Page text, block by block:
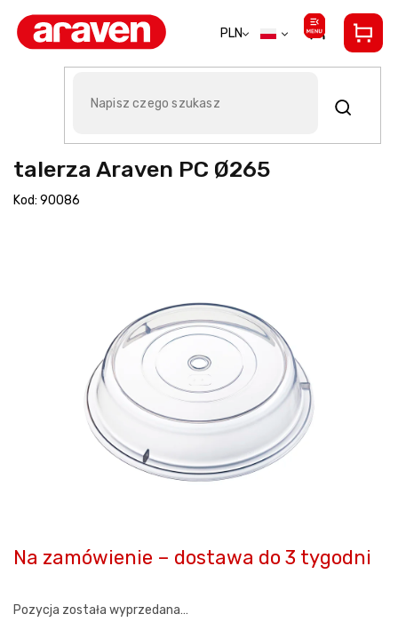
treści
PLN
Przezroczysta pokrywa do
talerza Araven PC Ø265
Kod: 90086
Na zamówienie – dostawa do 3 tygodni
Pozycja została wyprzedana…